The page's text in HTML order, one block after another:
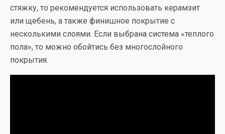
стяжку, то рекомендуется использовать керамзит
или щебень, а также финишное покрытие с
несколькими слоями. Если выбрана система «теплого
пола», то можно обойтись без многослойного
покрытия.